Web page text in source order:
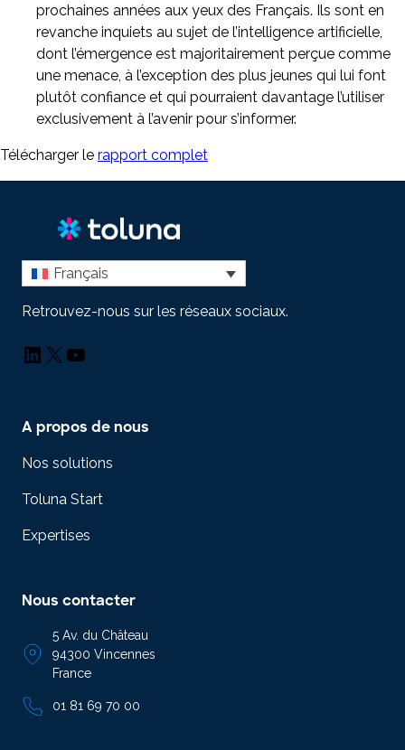
prochaines années aux yeux des Français. Ils sont en
revanche inquiets au sujet de l’intelligence artificielle,
dont l’émergence est majoritairement perçue comme
une menace, à l’exception des plus jeunes qui lui font
plutôt confiance et qui pourraient davantage l’utiliser
exclusivement à l’avenir pour s’informer.
Télécharger le rapport complet
Français
Retrouvez-nous sur les réseaux sociaux.
LinkedIn
X YouTube
A propos de nous
Nos solutions
Toluna Start
Expertises
Nous contacter
5 Av. du Château
94300 Vincennes
France
01 81 69 70 00